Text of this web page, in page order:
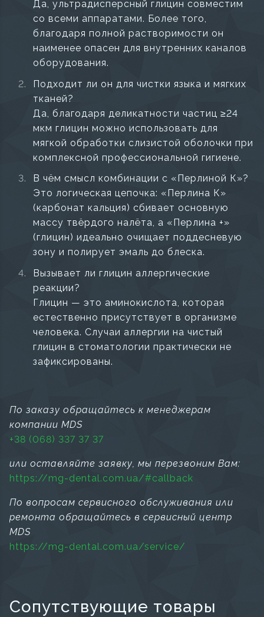
Да, ультрадисперсный глицин совместим
со всеми аппаратами. Более того,
благодаря полной растворимости он
наименее опасен для внутренних каналов
оборудования.
Подходит ли он для чистки языка и мягких
тканей?
Да, благодаря деликатности частиц ≥24
мкм глицин можно использовать для
мягкой обработки слизистой оболочки при
комплексной профессиональной гигиене.
В чём смысл комбинации с «Перлиной К»?
Это логическая цепочка: «Перлина К»
(карбонат кальция) сбивает основную
массу твёрдого налёта, а «Перлина +»
(глицин) идеально очищает поддесневую
зону и полирует эмаль до блеска.
Вызывает ли глицин аллергические
реакции?
Глицин — это аминокислота, которая
естественно присутствует в организме
человека. Случаи аллергии на чистый
глицин в стоматологии практически не
зафиксированы.
По заказу обращайтесь к менеджерам
компании MDS
+38 (068) 337 37 37
или оставляйте заявку, мы перезвоним Вам:
https://mg-dental.com.ua/#callback
По вопросам сервисного обслуживания или
ремонта обращайтесь в сервисный центр
MDS
https://mg-dental.com.ua/service/
Сопутствующие товары